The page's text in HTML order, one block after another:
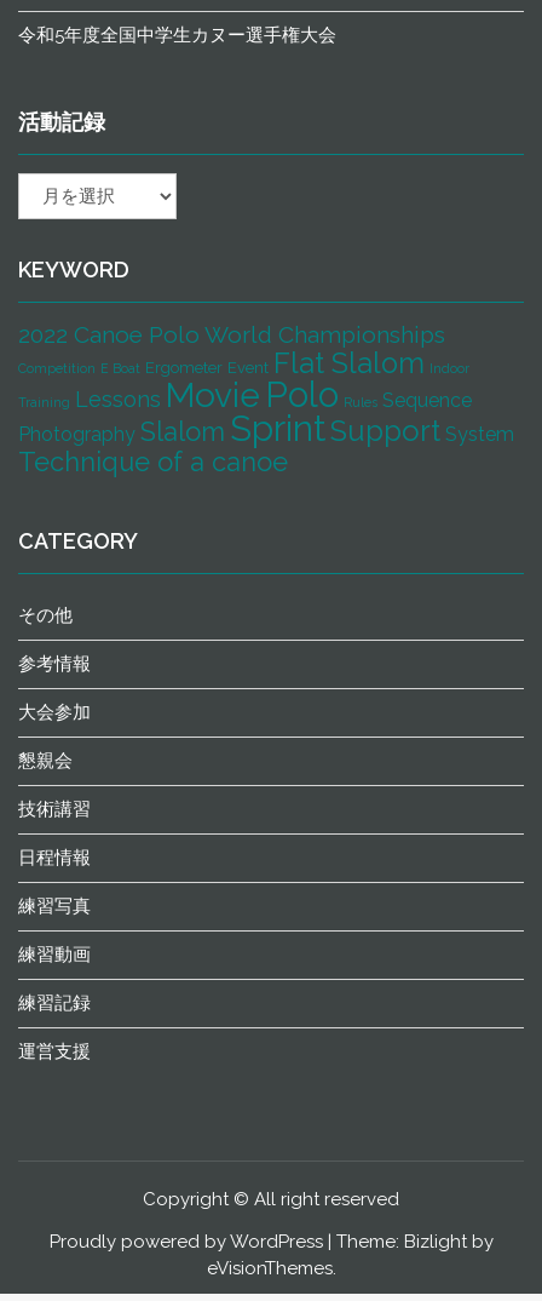
令和5年度全国中学生カヌー選手権大会
活動記録
録
KEYWORD
2022 Canoe Polo World Championships
Competition E Boat Ergometer Event Flat Slalom Indoor
Training Lessons Movie Polo Rules Sequence
Photography Slalom SprintSupport System
Technique of a canoe
CATEGORY
その他
参考情報
大会参加
懇親会
技術講習
日程情報
練習写真
練習動画
練習記録
運営支援
Copyright © All right reserved
Proudly powered by WordPress | Theme: Bizlight by
eVisionThemes.